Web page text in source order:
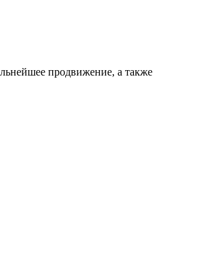
продвижение, а также